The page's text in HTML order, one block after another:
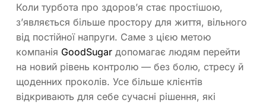
Коли турбота про здоров’я стає простішою,
з’являється більше простору для життя, вільного
від постійної напруги. Саме з цією метою
компанія GoodSugar допомагає людям перейти
на новий рівень контролю — без болю, стресу й
щоденних проколів. Усе більше клієнтів
відкривають для себе сучасні рішення, які